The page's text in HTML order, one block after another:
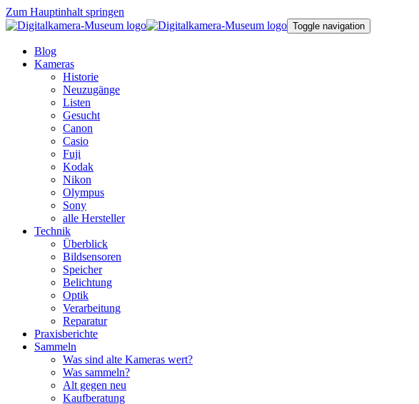
Zum Hauptinhalt springen
Toggle navigation
Blog
Kameras
Historie
Neuzugänge
Listen
Gesucht
Canon
Casio
Fuji
Kodak
Nikon
Olympus
Sony
alle Hersteller
Technik
Überblick
Bildsensoren
Speicher
Belichtung
Optik
Verarbeitung
Reparatur
Praxisberichte
Sammeln
Was sind alte Kameras wert?
Was sammeln?
Alt gegen neu
Kaufberatung